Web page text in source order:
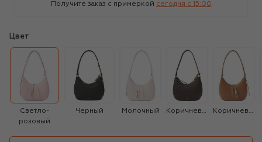
Получите заказ с примеркой сегодня c 15:00
Цвет
Светло-
розовый
Черный Молочный Коричневый Коричневый